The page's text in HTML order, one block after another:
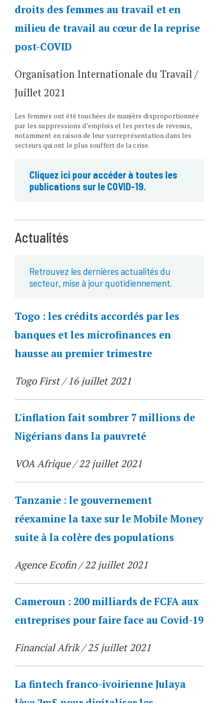
droits des femmes au travail et en
milieu de travail au cœur de la reprise
post-COVID
Organisation Internationale du Travail /
Juillet 2021
Les femmes ont été touchées de manière disproportionnée
par les suppressions d’emplois et les pertes de revenus,
notamment en raison de leur surreprésentation dans les
secteurs qui ont le plus souffert de la crise.
Cliquez ici pour accéder à toutes les
publications sur le COVID-19.
Actualités
Retrouvez les dernières actualités du
secteur, mise à jour quotidiennement.
Togo : les crédits accordés par les
banques et les microfinances en
hausse au premier trimestre
Togo First / 16 juillet 2021
L'inflation fait sombrer 7 millions de
Nigérians dans la pauvreté
VOA Afrique / 22 juillet 2021
Tanzanie : le gouvernement
réexamine la taxe sur le Mobile Money
suite à la colère des populations
Agence Ecofin / 22 juillet 2021
Cameroun : 200 milliards de FCFA aux
entreprises pour faire face au Covid-19
Financial Afrik / 25 juillet 2021
La fintech franco-ivoirienne Julaya